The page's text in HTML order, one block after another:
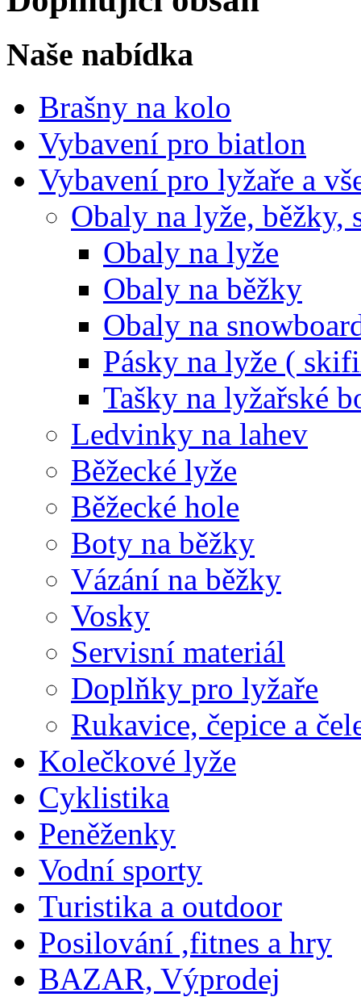
Naše nabídka
Brašny na kolo
Vybavení pro biatlon
Vybavení pro lyžaře a
Obaly na lyže, běžky,
Obaly na lyže
Obaly na běžky
Obaly na
Pásky na lyže (
Tašky na lyžařské
Ledvinky na lahev
Běžecké lyže
Běžecké hole
Boty na běžky
Vázání na běžky
Vosky
Servisní materiál
Doplňky pro lyžaře
Rukavice, čepice a
Kolečkové lyže
Cyklistika
Peněženky
Vodní sporty
Turistika a outdoor
Posilování ,fitnes a hry
BAZAR, Výprodej